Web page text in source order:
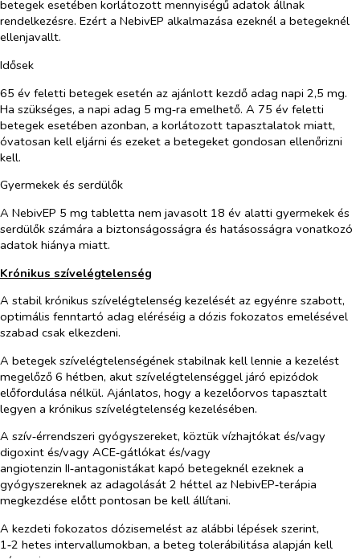
betegek esetében korlátozott mennyiségű adatok állnak
rendelkezésre. Ezért a NebivEP alkalmazása ezeknél a betegeknél
ellenjavallt.
Idősek
65 év feletti betegek esetén az ajánlott kezdő adag napi 2,5 mg.
Ha szükséges, a napi adag 5 mg‑ra emelhető. A 75 év feletti
betegek esetében azonban, a korlátozott tapasztalatok miatt,
óvatosan kell eljárni és ezeket a betegeket gondosan ellenőrizni
kell.
Gyermekek és serdülők
A NebivEP 5 mg tabletta nem javasolt 18 év alatti gyermekek és
serdülők számára a biztonságosságra és hatásosságra vonatkozó
adatok hiánya miatt.
Krónikus szívelégtelenség
A stabil krónikus szívelégtelenség kezelését az egyénre szabott,
optimális fenntartó adag eléréséig a dózis fokozatos emelésével
szabad csak elkezdeni.
A betegek szívelégtelenségének stabilnak kell lennie a kezelést
megelőző 6 hétben, akut szívelégtelenséggel járó epizódok
előfordulása nélkül. Ajánlatos, hogy a kezelőorvos tapasztalt
legyen a krónikus szívelégtelenség kezelésében.
A szív‑érrendszeri gyógyszereket, köztük vízhajtókat és/vagy
digoxint és/vagy ACE‑gátlókat és/vagy
angiotenzin II‑antagonistákat kapó betegeknél ezeknek a
gyógyszereknek az adagolását 2 héttel az NebivEP‑terápia
megkezdése előtt pontosan be kell állítani.
A kezdeti fokozatos dózisemelést az alábbi lépések szerint,
1‑2 hetes intervallumokban, a beteg tolerábilitása alapján kell